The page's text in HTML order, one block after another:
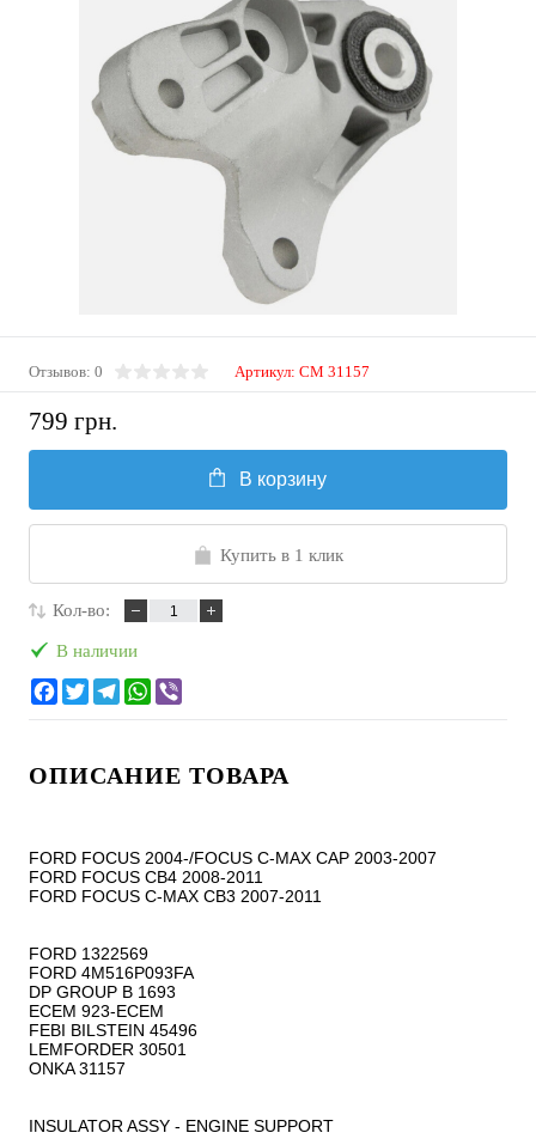
Отзывов: 0 Артикул: CM 31157
799 грн.
В корзину
Купить в 1 клик
Кол-во:
В наличии
ОПИСАНИЕ ТОВАРА
FORD FOCUS 2004-/FOCUS C-MAX CAP 2003-2007
FORD FOCUS CB4 2008-2011
FORD FOCUS C-MAX CB3 2007-2011
FORD 1322569
FORD 4M516P093FA
DP GROUP B 1693
ECEM 923-ECEM
FEBI BILSTEIN 45496
LEMFORDER 30501
ONKA 31157
INSULATOR ASSY - ENGINE SUPPORT